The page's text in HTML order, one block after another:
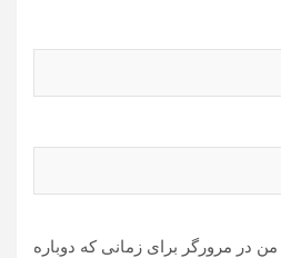
در مرورگر برای زمانی که دوباره